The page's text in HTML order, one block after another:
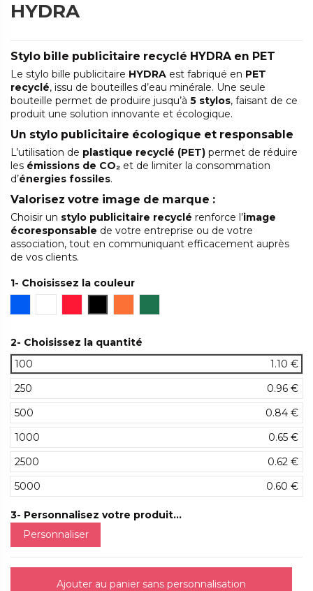
HYDRA
Stylo bille publicitaire recyclé HYDRA en PET
Le stylo bille publicitaire HYDRA est fabriqué en PET
recyclé, issu de bouteilles d’eau minérale. Une seule
bouteille permet de produire jusqu’à 5 stylos, faisant de ce
produit une solution innovante et écologique.
Un stylo publicitaire écologique et responsable
L’utilisation de plastique recyclé (PET) permet de réduire
les émissions de CO₂ et de limiter la consommation
d’énergies fossiles.
Valorisez votre image de marque :
Choisir un stylo publicitaire recyclé renforce l’image
écoresponsable de votre entreprise ou de votre
association, tout en communiquant efficacement auprès
de vos clients.
1- Choisissez la couleur
2- Choisissez la quantité
100
1.10 €
250
0.96 €
500
0.84 €
1000
0.65 €
2500
0.62 €
5000
0.60 €
3- Personnalisez votre produit...
Personnaliser
Ajouter au panier sans personnalisation